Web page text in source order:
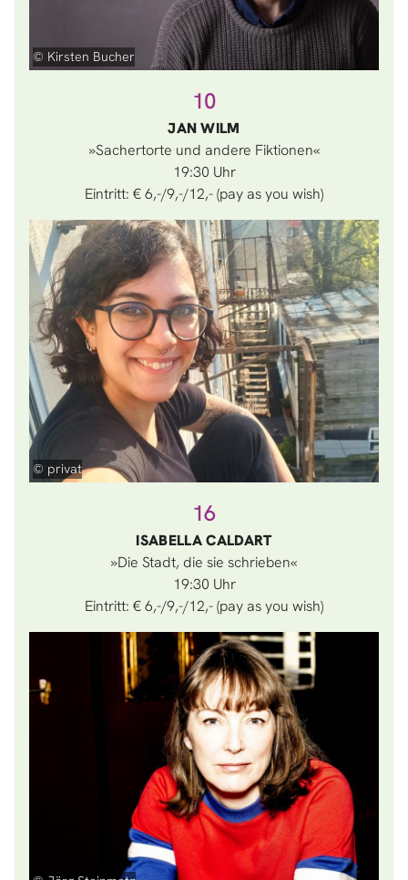
© Kirsten Bucher
10
JAN WILM
»Sachertorte und andere Fiktionen«
19:30
Eintritt: € 6,-/9,-/12,- (pay as you wish)
© privat
16
ISABELLA CALDART
»Die Stadt, die sie schrieben«
19:30
Eintritt: € 6,-/9,-/12,- (pay as you wish)